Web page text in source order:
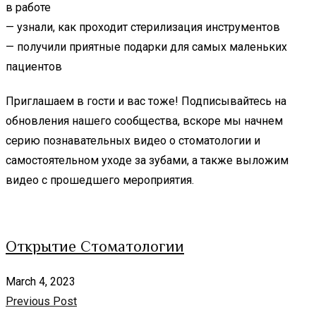
в работе
— узнали, как проходит стерилизация инструментов
— получили приятные подарки для самых маленьких
пациентов
Приглашаем в гости и вас тоже! Подписывайтесь на
обновления нашего сообщества, вскоре мы начнем
серию познавательных видео о стоматологии и
самостоятельном уходе за зубами, а также выложим
видео с прошедшего мероприятия.
Открытие Стоматологии
March 4, 2023
Previous Post